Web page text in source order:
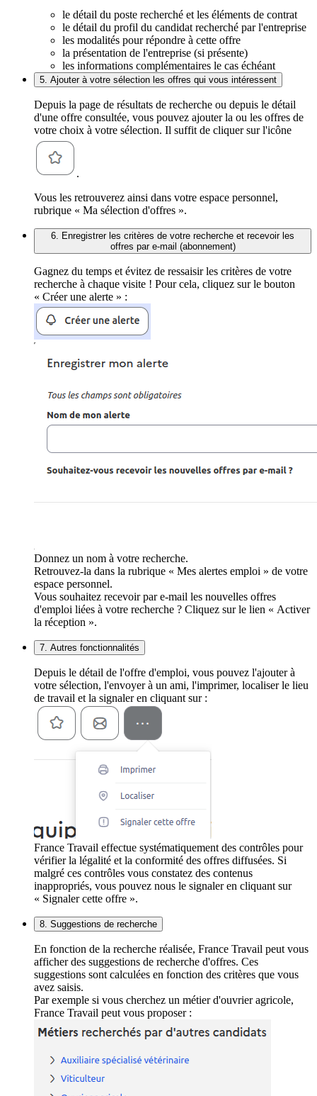
le détail du poste recherché et les éléments de contrat
le détail du profil du candidat recherché par l'entreprise
les modalités pour répondre à cette offre
la présentation de l'entreprise (si présente)
les informations complémentaires le cas échéant
5. Ajouter à votre sélection les offres qui vous intéressent
Depuis la page de résultats de recherche ou depuis le détail
d'une offre consultée, vous pouvez ajouter la ou les offres de
votre choix à votre sélection. Il suffit de cliquer sur l'icône
.
Vous les retrouverez ainsi dans votre espace personnel,
rubrique « Ma sélection d'offres ».
6. Enregistrer les critères de votre recherche et recevoir les
offres par e-mail (abonnement)
Gagnez du temps et évitez de ressaisir les critères de votre
recherche à chaque visite ! Pour cela, cliquez sur le bouton
« Créer une alerte » :
Donnez un nom à votre recherche.
Retrouvez-la dans la rubrique « Mes alertes emploi » de votre
espace personnel.
Vous souhaitez recevoir par e-mail les nouvelles offres
d'emploi liées à votre recherche ? Cliquez sur le lien « Activer
la réception ».
7. Autres fonctionnalités
Depuis le détail de l'offre d'emploi, vous pouvez l'ajouter à
votre sélection, l'envoyer à un ami, l'imprimer, localiser le lieu
de travail et la signaler en cliquant sur :
France Travail effectue systématiquement des contrôles pour
vérifier la légalité et la conformité des offres diffusées. Si
malgré ces contrôles vous constatez des contenus
inappropriés, vous pouvez nous le signaler en cliquant sur
« Signaler cette offre ».
8. Suggestions de recherche
En fonction de la recherche réalisée, France Travail peut vous
afficher des suggestions de recherche d'offres. Ces
suggestions sont calculées en fonction des critères que vous
avez saisis.
Par exemple si vous cherchez un métier d'ouvrier agricole,
France Travail peut vous proposer :